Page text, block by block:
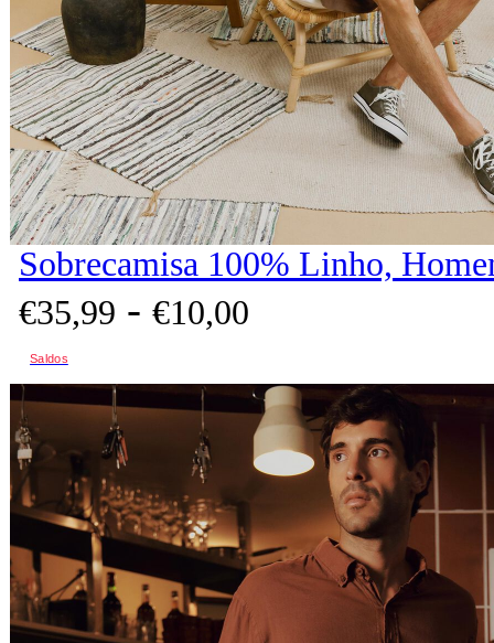
Sobrecamisa 100% Linho,
€35,99 - €10,00
Saldos